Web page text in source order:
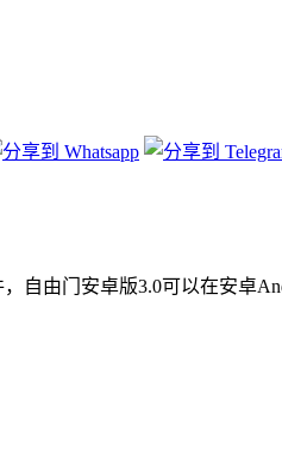
自由门安卓版3.0可以在安卓